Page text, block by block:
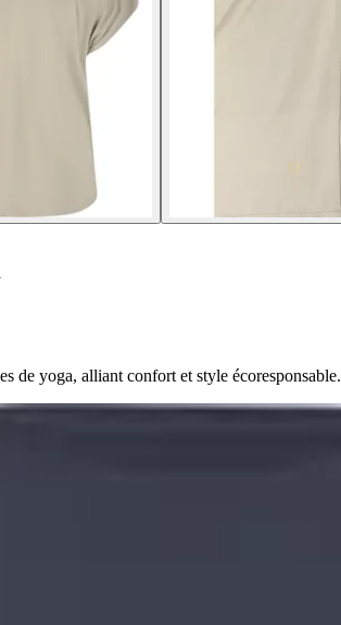
de yoga, alliant confort et style écoresponsable.